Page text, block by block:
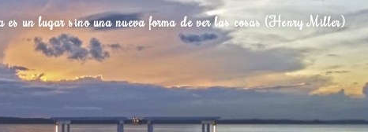
es un lugar sino una nueva forma de ver las cosas (Henry Miller)